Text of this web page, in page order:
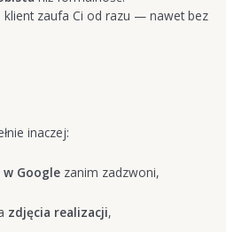
klient zaufa Ci od razu — nawet bez
inaczej:
w Googlezanim zadzwoni,
zdjęcia realizacji,